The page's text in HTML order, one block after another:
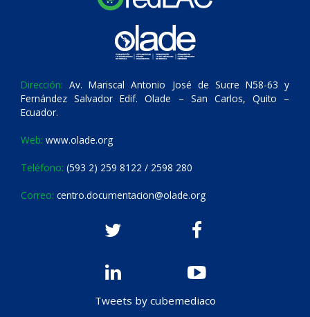
Dirección: Av. Mariscal Antonio José de Sucre N58-63 y
Fernández Salvador Edif. Olade – San Carlos, Quito –
Ecuador.
Web: www.olade.org
Teléfono: (593 2) 259 8122 / 2598 280
Correo: centro.documentacion@olade.org
Tweets by cubemediaco